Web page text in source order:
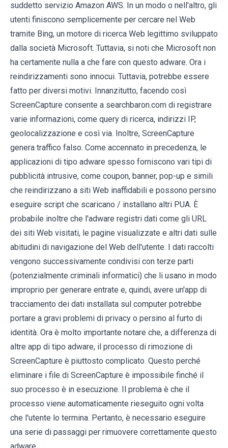
suddetto servizio Amazon AWS. In un modo o nell'altro, gli
utenti finiscono semplicemente per cercare nel Web
tramite Bing, un motore di ricerca Web legittimo sviluppato
dalla società Microsoft. Tuttavia, si noti che Microsoft non
ha certamente nulla a che fare con questo adware. Ora i
reindirizzamenti sono innocui. Tuttavia, potrebbe essere
fatto per diversi motivi. Innanzitutto, facendo così
ScreenCapture consente a searchbaron.com di registrare
varie informazioni, come query di ricerca, indirizzi IP,
geolocalizzazione e così via. Inoltre, ScreenCapture
genera traffico falso. Come accennato in precedenza, le
applicazioni di tipo adware spesso forniscono vari tipi di
pubblicità intrusive, come coupon, banner, pop-up e simili
che reindirizzano a siti Web inaffidabili e possono persino
eseguire script che scaricano / installano altri PUA. È
probabile inoltre che l'adware registri dati come gli URL
dei siti Web visitati, le pagine visualizzate e altri dati sulle
abitudini di navigazione del Web dell'utente. I dati raccolti
vengono successivamente condivisi con terze parti
(potenzialmente criminali informatici) che li usano in modo
improprio per generare entrate e, quindi, avere un'app di
tracciamento dei dati installata sul computer potrebbe
portare a gravi problemi di privacy o persino al furto di
identità. Ora è molto importante notare che, a differenza di
altre app di tipo adware, il processo di rimozione di
ScreenCapture è piuttosto complicato. Questo perché
eliminare i file di ScreenCapture è impossibile finché il
suo processo è in esecuzione. Il problema è che il
processo viene automaticamente rieseguito ogni volta
che l'utente lo termina. Pertanto, è necessario eseguire
una serie di passaggi per rimuovere correttamente questo